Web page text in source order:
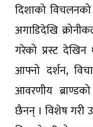
दिशाको
अगाडिदेखि
गरेको प्रस्ट
आफ्नो दर्शन,
आवरणीय
छैनन् । विशेष गरी